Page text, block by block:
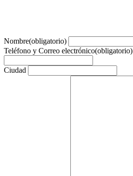
Nombre(obligatorio)
Teléfono y Correo electrónico(obligatorio)
Ciudad